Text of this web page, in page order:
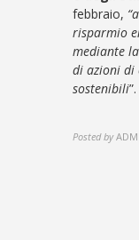
febbraio,
risparmio
mediante
di azioni di
sostenibili”.
Posted by